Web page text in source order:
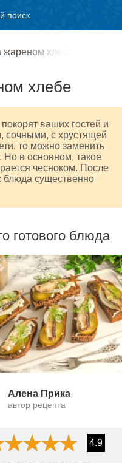
поиск
хлебе
хлебе
ваших гостей и
сочными, с хрустящей
то можно заменить
Но в основном, такое
чесноком. После
блюда существенно
готового блюда
Алена Прика
автор рецепта
4.9